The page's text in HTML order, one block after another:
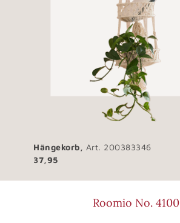
Hängekorb, Art. 200383346
37,95
Roomio No. 4100